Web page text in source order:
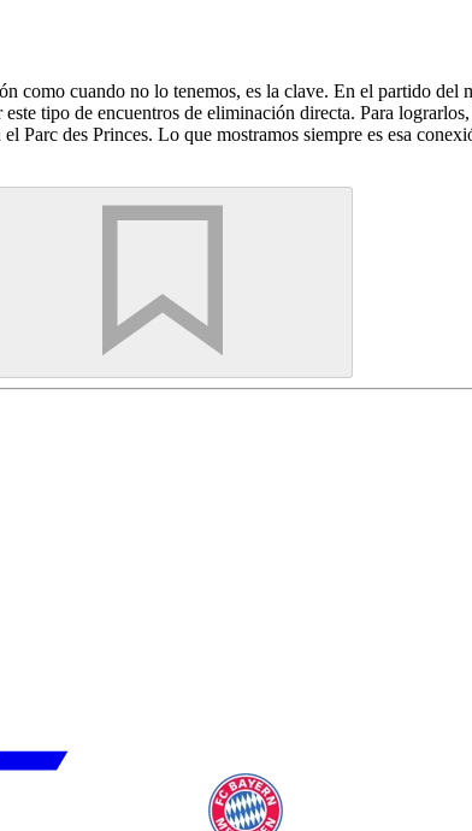
como cuando no lo tenemos, es la clave. En el partido
tipo de encuentros de eliminación directa. Para
Parc des Princes. Lo que mostramos siempre es esa